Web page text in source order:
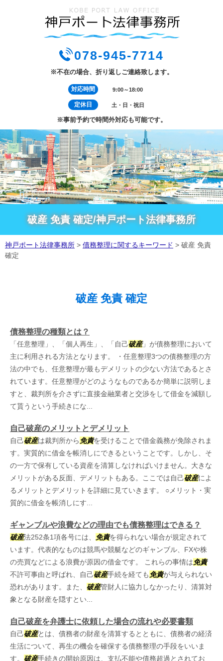
078-945-7714
※不在の場合、折り返しご連絡致します。
対応時間 9:00～18:00
定休日 土・日・祝日
※事前予約で時間外対応も可能です。
破産 免責 確定/神戸ポート法律事務所
神戸ポート法律事務所 > 債務整理に関するキーワード > 破産 免責
確定
破産 免責 確定
債務整理の種類とは？
「任意整理」、「個人再生」、「自己破産」が債務整理において
主に利用される方法となります。 ・任意整理3つの債務整理の方
法の中でも、任意整理が最もデメリットの少ない方法であるとさ
れています。任意整理がどのようなものであるか簡単に説明しま
すと、裁判所を介さずに直接金融業者と交渉をして借金を減額し
て貰うという手続きにな...
自己破産のメリットとデメリット
自己破産は裁判所から 免責を受けることで借金義務が免除されま
す。実質的に借金を帳消しにできるということです。しかし、そ
の一方で保有している資産を清算しなければいけません。大きな
メリットがある反面、デメリットもある。ここでは自己破産によ
るメリットとデメリットを詳細に見ていきます。 ○メリット・実
質的に借金を帳消しにす...
ギャンブルや浪費などの理由でも債務整理はできる？
破産法252条1項各号には、 免責を得られない場合が規定されて
います。代表的なものは競馬や競艇などのギャンブル、FXや株
の売買などによる浪費が原因の借金です。 これらの事情は免責
不許可事由と呼ばれ、自己破産手続を経ても 免責が与えられない
恐れがあります。また、 破産管財人に協力しなかったり、清算対
象となる財産を隠すとい...
自己破産を弁護士に依頼した場合の流れや必要書類
自己破産とは、債務者の財産を清算するとともに、債務者の経済
生活について、再生の機会を確保する債務整理の手段をいいま
す。 破産手続きの開始原因は、支払不能や債務超過とされてお